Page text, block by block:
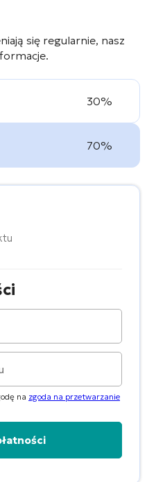
się regularnie, nasz
30%
70%
na zgoda na przetwarzanie